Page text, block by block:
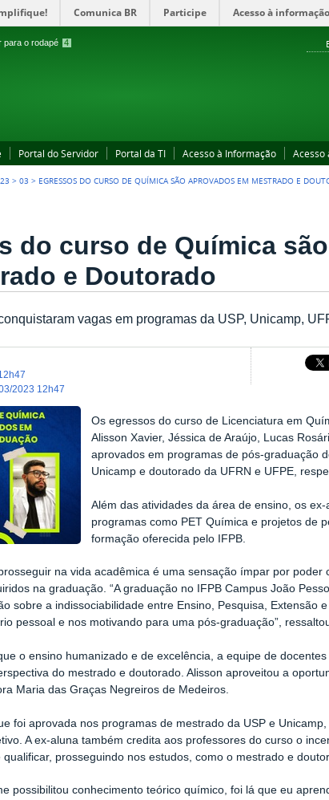
Comunica BR Participe Acesso à informação
para o rodapé 4
Portal do Servidor Portal da TI Acesso à Informação Acesso
>03 > EGRESSOS DO CURSO DE QUÍMICA SÃO APROVADOS EM MESTRADO E
do curso de Química
e Doutorado
vagas em programas da USP, Unicamp,
2023 12h47
Os egressos do curso de Licenciatura em
Alisson Xavier, Jéssica de Araújo, Lucas
aprovados em programas de pós-graduação
Unicamp e doutorado da UFRN e UFPE,
Além das atividades da área de ensino, os
programas como PET Química e projetos de
formação oferecida pelo IFPB.
na vida acadêmica é uma sensação ímpar por poder
na graduação. “A graduação no IFPB Campus João
sobre a indissociabilidade entre Ensino, Pesquisa, Extensão
pessoal e nos motivando para uma pós-graduação”,
o ensino humanizado e de excelência, a equipe de
do mestrado e doutorado. Alisson aproveitou a
Maria das Graças Negreiros de Medeiros.
foi aprovada nos programas de mestrado da USP e
A ex-aluna também credita aos professores do curso o
prosseguindo nos estudos, como o mestrado e
possibilitou conhecimento teórico químico, foi lá que eu